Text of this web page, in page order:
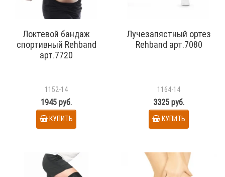
Локтевой бандаж
спортивный Rehband
арт.7720
1152-14
1945 руб.
КУПИТЬ
Лучезапястный ортез
Rehband арт.7080
1164-14
3325 руб.
КУПИТЬ